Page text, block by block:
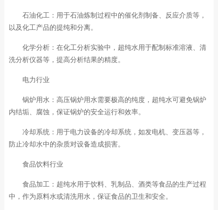
石油化工：用于石油炼制过程中的催化剂制备、反应介质等，
以及化工产品的提纯和分离。
化学分析：在化工分析实验中，超纯水用于配制标准溶液、清
洗分析仪器等，提高分析结果的精度。
电力行业
锅炉用水：高压锅炉用水需要极高的纯度，超纯水可避免锅炉
内结垢、腐蚀，保证锅炉的安全运行和效率。
冷却系统：用于电力设备的冷却系统，如发电机、变压器等，
防止冷却水中的杂质对设备造成损害。
食品饮料行业
食品加工：超纯水用于饮料、乳制品、酒类等食品的生产过程
中，作为原料水或清洗用水，保证食品的卫生和安全。